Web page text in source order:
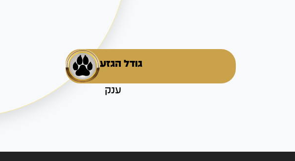
גודל הגזע
ענק